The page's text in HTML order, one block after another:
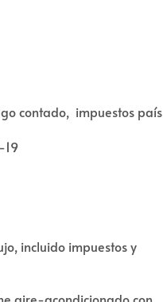
contado, impuestos país
19
incluido impuestos y